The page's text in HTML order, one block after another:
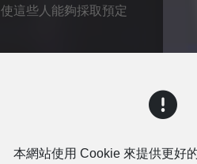
這些人能夠採取預定
本網站使用 Cookie 來提供更好